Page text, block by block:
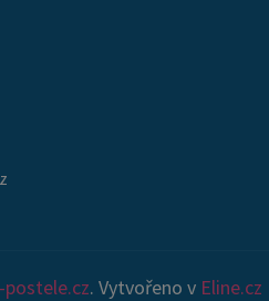
. Vytvořeno v Eline.cz